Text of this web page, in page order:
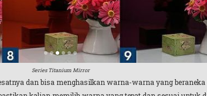
Series Titanium Mirror
dan bisa menghasilkan warna-warna yang